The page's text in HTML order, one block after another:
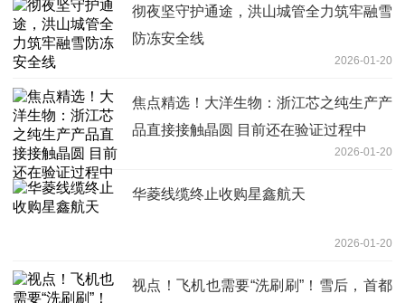
彻夜坚守护通途，洪山城管全力筑牢融雪
防冻安全线
2026-01-20
焦点精选！大洋生物：浙江芯之纯生产产
品直接接触晶圆 目前还在验证过程中
2026-01-20
华菱线缆终止收购星鑫航天
2026-01-20
视点！飞机也需要“洗刷刷”！雪后，首都